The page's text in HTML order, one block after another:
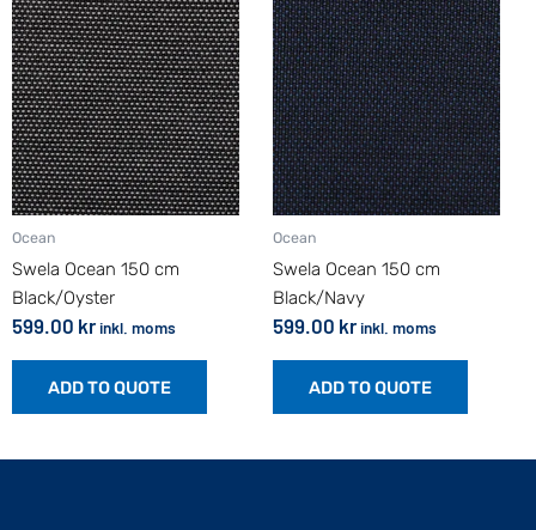
Ocean
Swela Ocean 150 cm
Black/Oyster
599.00 krinkl. moms
ADD TO QUOTE
Ocean
Swela Ocean 150 cm
Black/Navy
599.00 krinkl. moms
ADD TO QUOTE